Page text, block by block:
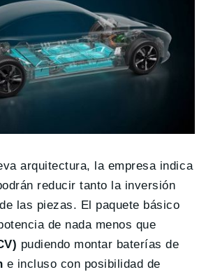
arquitectura, la empresa indica
reducir tanto la inversión
las piezas. El paquete básico
de nada menos que
pudiendo montar baterías de
e incluso con posibilidad de